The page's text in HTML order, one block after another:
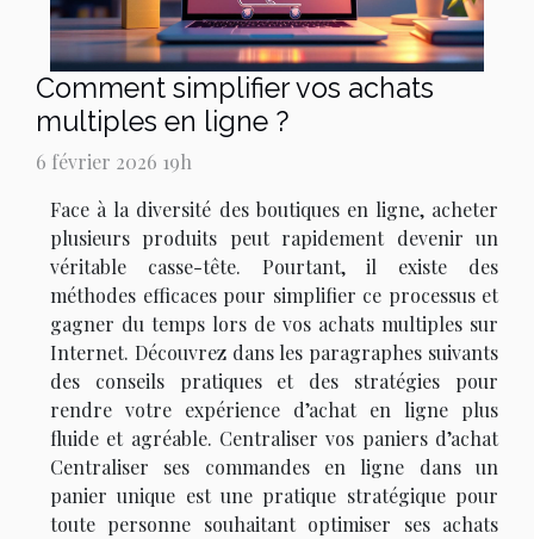
Comment simplifier vos achats
multiples en ligne ?
6 février 2026 19h
Face à la diversité des boutiques en ligne, acheter
plusieurs produits peut rapidement devenir un
véritable casse-tête. Pourtant, il existe des
méthodes efficaces pour simplifier ce processus et
gagner du temps lors de vos achats multiples sur
Internet. Découvrez dans les paragraphes suivants
des conseils pratiques et des stratégies pour
rendre votre expérience d’achat en ligne plus
fluide et agréable. Centraliser vos paniers d’achat
Centraliser ses commandes en ligne dans un
panier unique est une pratique stratégique pour
toute personne souhaitant optimiser ses achats